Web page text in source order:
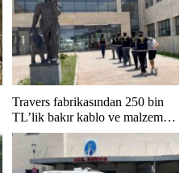
Travers fabrikasından 250 bin
TL’lik bakır kablo ve malzeme
çalan 5 kişi tutuklandı